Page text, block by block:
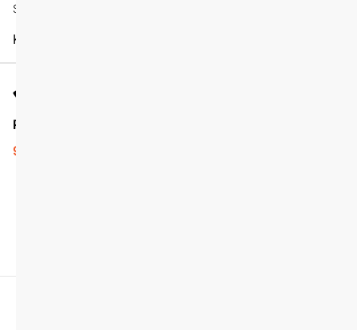
Stockholm
Karta
Pris
9990 kr